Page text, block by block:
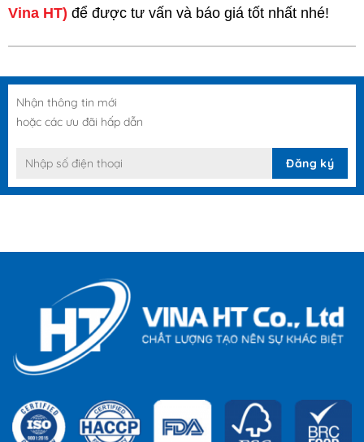
Vina HT) để được tư vấn và báo giá tốt nhất nhé!
Nhận thông tin mới
hoặc các ưu đãi hấp dẫn